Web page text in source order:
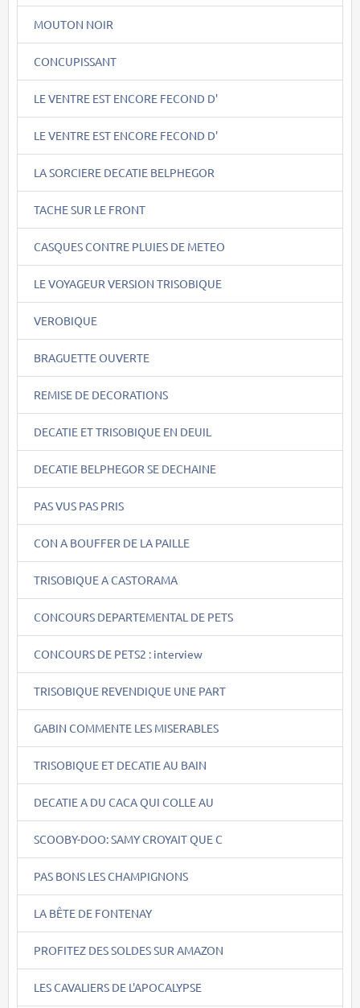
MOUTON NOIR
CONCUPISSANT
LE VENTRE EST ENCORE FECOND D'
LE VENTRE EST ENCORE FECOND D'
LA SORCIERE DECATIE BELPHEGOR
TACHE SUR LE FRONT
CASQUES CONTRE PLUIES DE METEO
LE VOYAGEUR VERSION TRISOBIQUE
VEROBIQUE
BRAGUETTE OUVERTE
REMISE DE DECORATIONS
DECATIE ET TRISOBIQUE EN DEUIL
DECATIE BELPHEGOR SE DECHAINE
PAS VUS PAS PRIS
CON A BOUFFER DE LA PAILLE
TRISOBIQUE A CASTORAMA
CONCOURS DEPARTEMENTAL DE PETS
CONCOURS DE PETS2 : interview
TRISOBIQUE REVENDIQUE UNE PART
GABIN COMMENTE LES MISERABLES
TRISOBIQUE ET DECATIE AU BAIN
DECATIE A DU CACA QUI COLLE AU
SCOOBY-DOO: SAMY CROYAIT QUE C
PAS BONS LES CHAMPIGNONS
LA BÊTE DE FONTENAY
PROFITEZ DES SOLDES SUR AMAZON
LES CAVALIERS DE L'APOCALYPSE